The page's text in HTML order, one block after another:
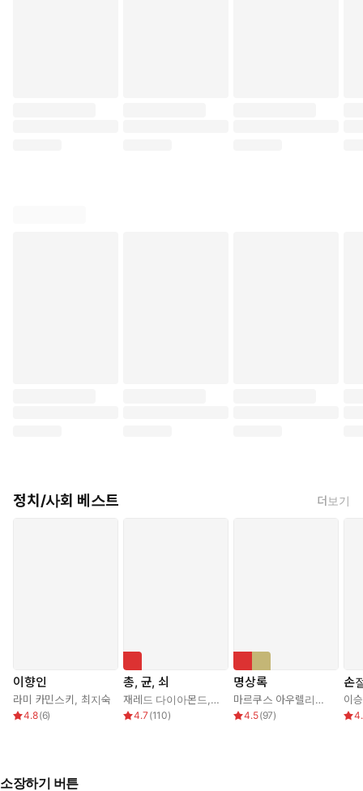
정치/사회 베스트 더보기
이향인
라미 카민스키 최지숙
4.8(6)
총, 균, 쇠
재레드 다이아몬드 강주헌
4.7 (110)
명상록
마르쿠스 아우렐리우스 박
4.5(97)
손
이
소장하기 버튼